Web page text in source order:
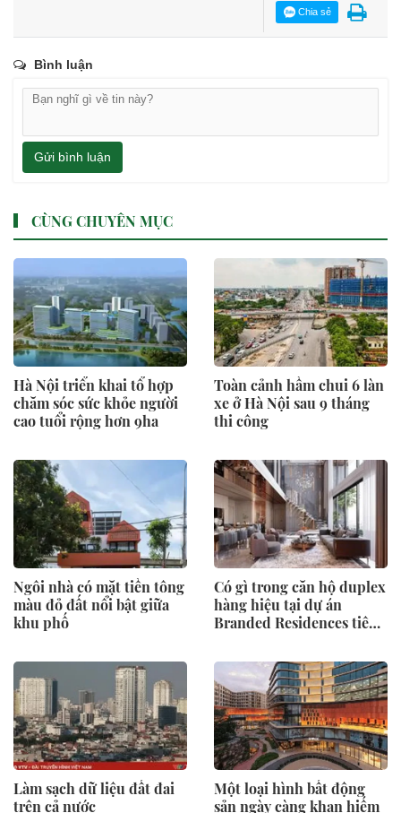
Chia sẻ
Bình luận
Gửi bình luận
CÙNG CHUYÊN MỤC
Hà Nội triển khai tổ hợp
chăm sóc sức khỏe người
cao tuổi rộng hơn 9ha
Toàn cảnh hầm chui 6 làn
xe ở Hà Nội sau 9 tháng
thi công
Ngôi nhà có mặt tiền tông
màu đỏ đất nổi bật giữa
khu phố
Có gì trong căn hộ duplex
hàng hiệu tại dự án
Branded Residences tiên
Làm sạch dữ liệu đất đai
trên cả nước
Một loại hình bất động
sản ngày càng khan hiếm